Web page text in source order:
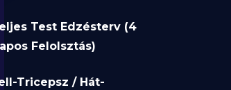
Test Edzésterv (4
Felolsztás)
Tricepsz / Hát-